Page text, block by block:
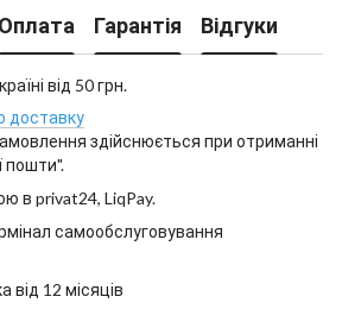
Оплата Гарантія Відгуки
від 50 грн.
доставку
здійснюється при отриманні
пошти".
в privat24, LiqPay.
самообслуговування
від 12 місяців